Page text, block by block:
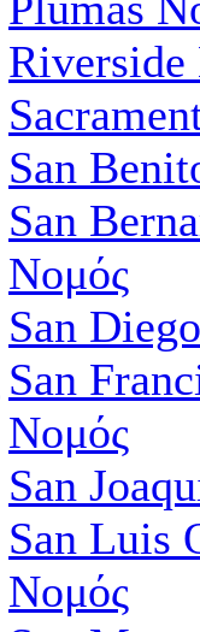
Riverside
San
San
Νομός
San
San
Νομός
San
San Luis
Νομός